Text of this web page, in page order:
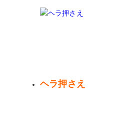
ヘラ押さえ